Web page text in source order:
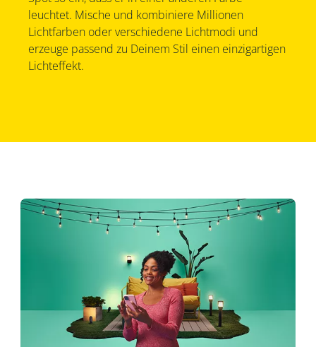
leuchtet. Mische und kombiniere Millionen
Lichtfarben oder verschiedene Lichtmodi und
erzeuge passend zu Deinem Stil einen einzigartigen
Lichteffekt.